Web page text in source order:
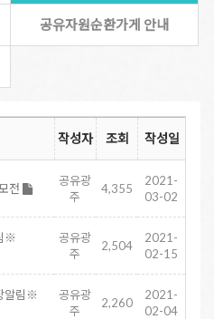
공유자원순환가게 안내
작성자 조회 작성일
전
공유광
주
4,355
2021-
03-02
※
공유광
주
2,504
2021-
02-15
알림※
공유광
주
2,260
2021-
02-04